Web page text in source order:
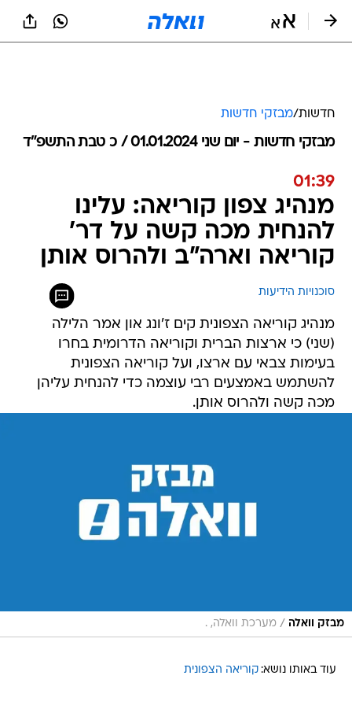
חדשות/מבזקי חדשות
מבזקי חדשות - יום שני 01.01.2024 / כ טבת התשפ"ד
01:39
מנהיג צפון קוריאה: עלינו
להנחית מכה קשה על דר'
קוריאה וארה"ב ולהרוס אותן
סוכנויות הידיעות
מנהיג קוריאה הצפונית קים ז'ונג און אמר הלילה
(שני) כי ארצות הברית וקוריאה הדרומית בחרו
בעימות צבאי עם ארצו, ועל קוריאה הצפונית
להשתמש באמצעים רבי עוצמה כדי להנחית עליהן
מכה קשה ולהרוס אותן.
מבזק וואלה / מערכת וואלה, .
עוד באותו נושא: קוריאה הצפונית